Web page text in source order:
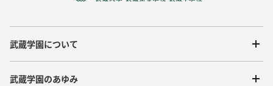
武蔵学園について
武蔵学園のあゆみ